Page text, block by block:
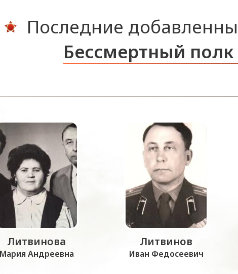
Последние
Бессмертный полк
Литвинова
Мария Андреевна
Литвинов
Иван Федосеевич